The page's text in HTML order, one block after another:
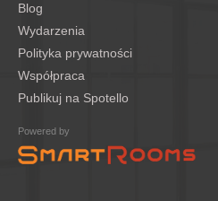
Blog
Wydarzenia
Polityka prywatności
Współpraca
Publikuj na Spotello
Powered by